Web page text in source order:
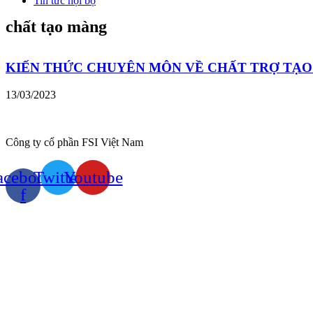
chất tạo màng
KIẾN THỨC CHUYÊN MÔN VỀ CHẤT TRỢ
13/03/2023
Công ty cổ phần FSI Việt Nam
f
TwitterYoutube